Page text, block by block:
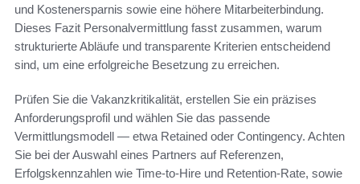
und Kostenersparnis sowie eine höhere Mitarbeiterbindung.
Dieses Fazit Personalvermittlung fasst zusammen, warum
strukturierte Abläufe und transparente Kriterien entscheidend
sind, um eine erfolgreiche Besetzung zu erreichen.
Prüfen Sie die Vakanzkritikalität, erstellen Sie ein präzises
Anforderungsprofil und wählen Sie das passende
Vermittlungsmodell — etwa Retained oder Contingency. Achten
Sie bei der Auswahl eines Partners auf Referenzen,
Erfolgskennzahlen wie Time-to-Hire und Retention-Rate, sowie